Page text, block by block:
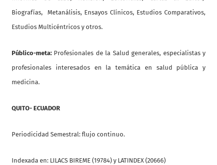
Biografías, Metanálisis, Ensayos Clínicos, Estudios Comparativos,
Estudios Multicéntricos y otros.
Público-meta: Profesionales de la Salud generales, especialistas y
profesionales interesados en la temática en salud pública y
medicina.
QUITO- ECUADOR
Periodicidad Semestral: flujo continuo.
Indexada en: LILACS BIREME (19784) y LATINDEX (20666)